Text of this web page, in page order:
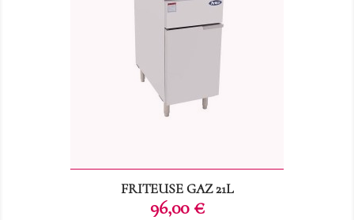
FRITEUSE GAZ 21L
Prix
96,00 €